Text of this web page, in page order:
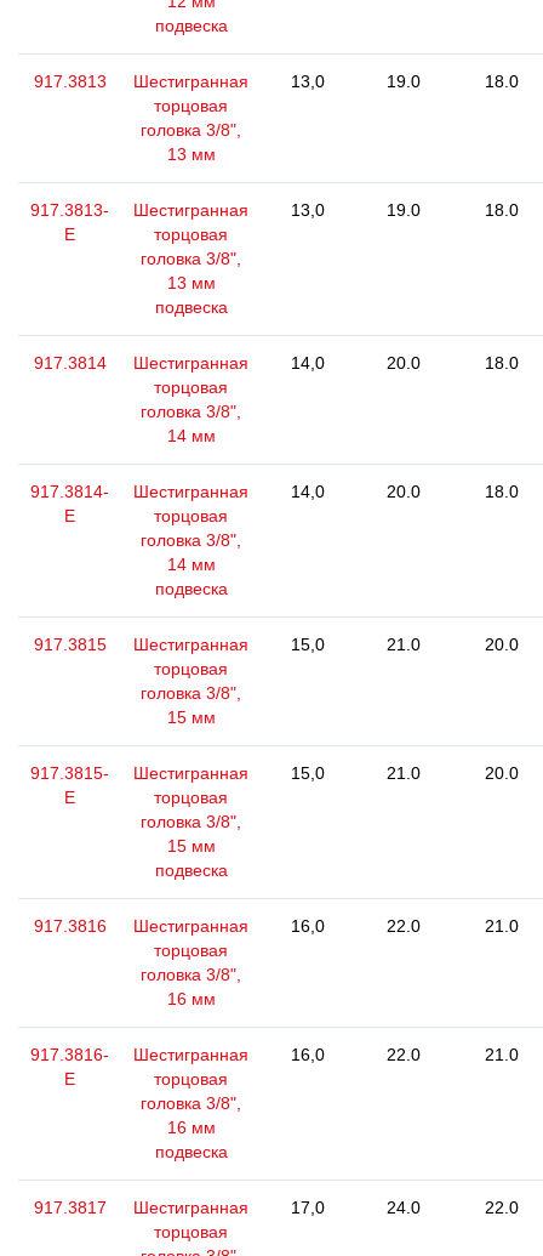
подвеска
917.3813
Шестигранная
торцовая
головка 3/8",
13 мм
13,0 19.0 18.0
917.3813-
E
Шестигранная
торцовая
головка 3/8",
13 мм
подвеска
13,0 19.0 18.0
917.3814
Шестигранная
торцовая
головка 3/8",
14 мм
14,0 20.0 18.0
917.3814-
E
Шестигранная
торцовая
головка 3/8",
14 мм
подвеска
14,0 20.0 18.0
917.3815
Шестигранная
торцовая
головка 3/8",
15 мм
15,0 21.0 20.0
917.3815-
E
Шестигранная
торцовая
головка 3/8",
15 мм
подвеска
15,0 21.0 20.0
917.3816
Шестигранная
торцовая
головка 3/8",
16 мм
16,0 22.0 21.0
917.3816-
E
Шестигранная
торцовая
головка 3/8",
16 мм
подвеска
16,0 22.0 21.0
917.3817
Шестигранная
торцовая
17,0 24.0 22.0